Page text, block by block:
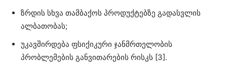
ზრდის სხვა თამბაქოს პროდუქტებზე გადასვლის
ალბათობას;
უკავშირდება ფსიქიკური ჯანმრთელობის
პრობლემების განვითარების რისკს [3].